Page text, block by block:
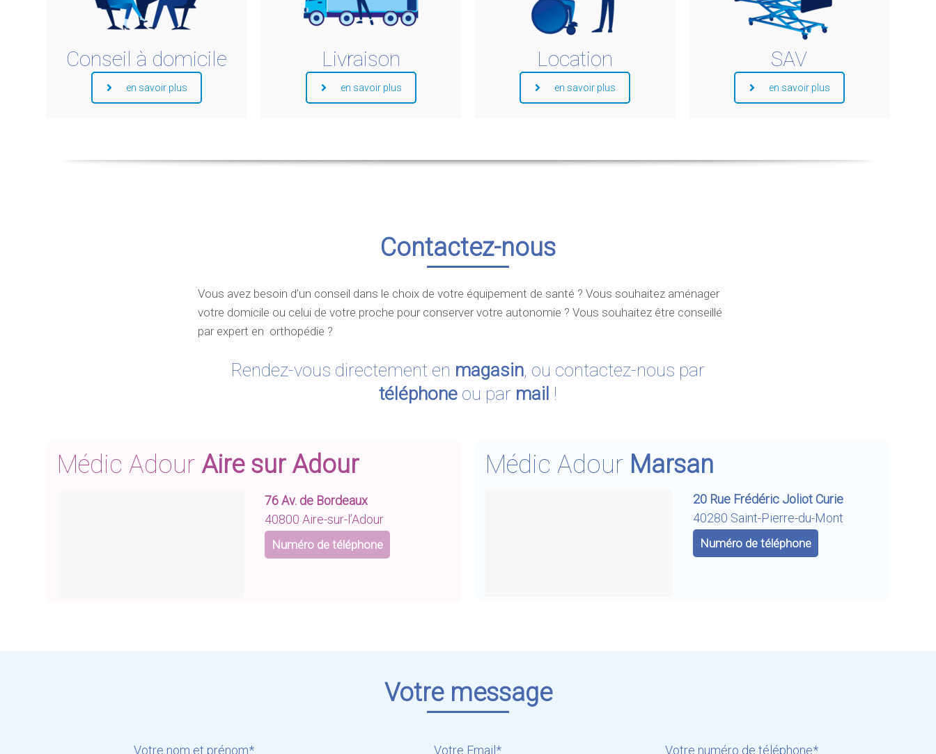
Conseil à domicile
en savoir plus
Livraison
en savoir plus
Location
en savoir plus
SAV
en savoir plus
Contactez-nous
Vous avez besoin d’un conseil dans le choix de votre équipement de santé ? Vous souhaitez aménager
votre domicile ou celui de votre proche pour conserver votre autonomie ? Vous souhaitez être conseillé
par expert en orthopédie ?
Rendez-vous directement en magasin, ou contactez-nous par
téléphoneou par mail !
Médic Adour Aire sur Adour
76 Av. de Bordeaux
40800 Aire-sur-l’Adour
Numéro de téléphone
Médic Adour Marsan
20 Rue Frédéric Joliot Curie
40280 Saint-Pierre-du-Mont
Numéro de téléphone
Votre message
Votre nom et prénom* Votre Email* Votre numéro de téléphone*